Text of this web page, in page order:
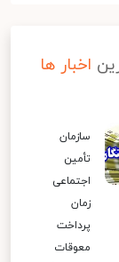
اخبار ها
سازمان
تأمین
اجتماعی
زمان
پرداخت
معوقات